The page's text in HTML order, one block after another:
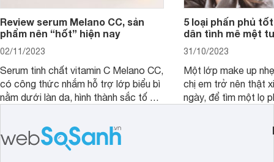
Review serum Melano CC, sản
phẩm nên “hốt” hiện nay
02/11/2023
Serum tinh chất vitamin C Melano CC,
có công thức nhắm hỗ trợ lớp biểu bì
nằm dưới làn da, hình thành sắc tố da,
5 loại phấn phủ
dân tình mê mệt
31/10/2023
Một lớp make up
chị em trở nên thật
ngày, để tìm một lọ
ngày dài cần đọc